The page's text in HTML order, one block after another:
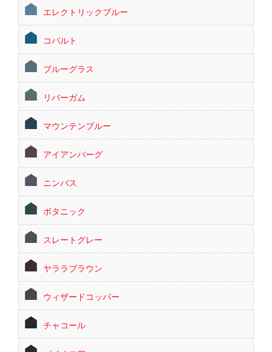
エレクトリックブルー
コバルト
ブルーグラス
リバーガム
マウンテンブルー
アイアンバーグ
ニンバス
ボタニック
スレートグレー
ヤララブラウン
ウィザードコッパー
チャコール